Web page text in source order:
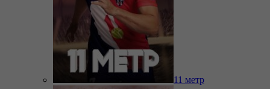
11 метр